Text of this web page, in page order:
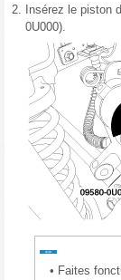
2.
Insérez le piston
0U000).
• Faites